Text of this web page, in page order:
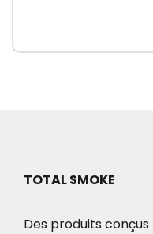
TOTAL SMOKE
Des produits